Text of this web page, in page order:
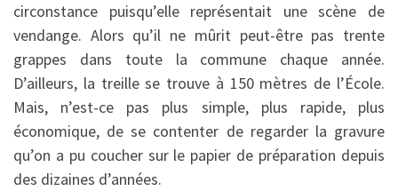
circonstance puisqu’elle représentait une scène de
vendange. Alors qu’il ne mûrit peut-être pas trente
grappes dans toute la commune chaque année.
D’ailleurs, la treille se trouve à 150 mètres de l’École.
Mais, n’est-ce pas plus simple, plus rapide, plus
économique, de se contenter de regarder la gravure
qu’on a pu coucher sur le papier de préparation depuis
des dizaines d’années.